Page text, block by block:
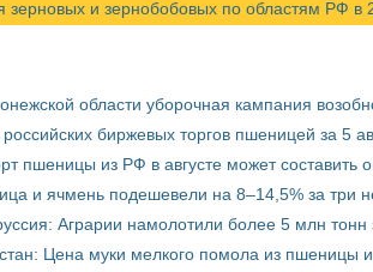
и зернобобовых по областям РФ в
области уборочная кампания
российских биржевых торгов пшеницей за 5
пшеницы из РФ в августе может составить
и ячмень подешевели на 8–14,5% за три
Аграрии намолотили более 5 млн тонн
Цена муки мелкого помола из пшеницы